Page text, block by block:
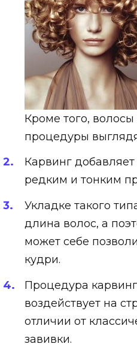
Кроме того, волосы
процедуры
Карвинг
редким и тонким
Укладке такого
длина волос, а
может себе
кудри.
Процедура
воздействует на
отличии от
завивки.